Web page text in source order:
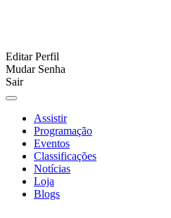
Editar Perfil
Mudar Senha
Sair
Assistir
Programação
Eventos
Classificações
Notícias
Loja
Blogs